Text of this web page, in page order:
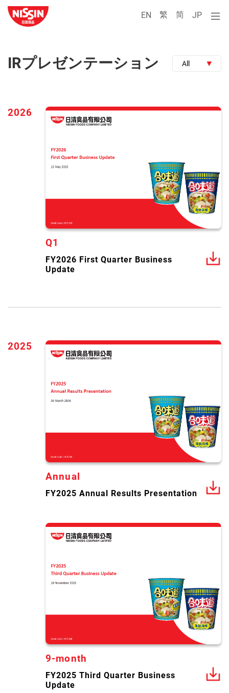
EN JP
简
繁
IRプレゼンテーション All
2026
Q1
FY2026 First Quarter Business
Update
2025
Annual
FY2025 Annual Results Presentation
9-month
FY2025 Third Quarter Business
Update